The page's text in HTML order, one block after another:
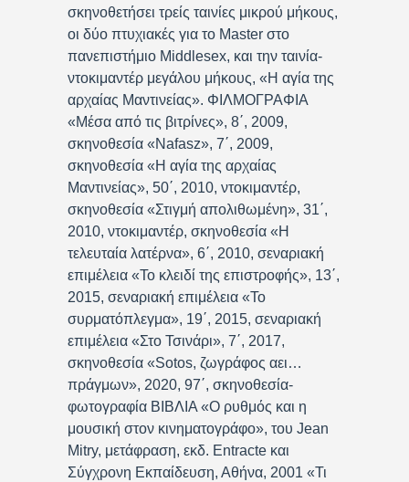
σκηνοθετήσει τρείς ταινίες μικρού μήκους,
οι δύο πτυχιακές για το Master στο
πανεπιστήμιο Middlesex, και την ταινία-
ντοκιμαντέρ μεγάλου μήκους, «Η αγία της
αρχαίας Μαντινείας». ΦΙΛΜΟΓΡΑΦΙΑ
«Μέσα από τις βιτρίνες», 8΄, 2009,
σκηνοθεσία «Nafasz», 7΄, 2009,
σκηνοθεσία «Η αγία της αρχαίας
Μαντινείας», 50΄, 2010, ντοκιμαντέρ,
σκηνοθεσία «Στιγμή απολιθωμένη», 31΄,
2010, ντοκιμαντέρ, σκηνοθεσία «Η
τελευταία λατέρνα», 6΄, 2010, σεναριακή
επιμέλεια «Το κλειδί της επιστροφής», 13΄,
2015, σεναριακή επιμέλεια «Το
συρματόπλεγμα», 19΄, 2015, σεναριακή
επιμέλεια «Στο Τσινάρι», 7΄, 2017,
σκηνοθεσία «Sotos, ζωγράφος αει…
πράγμων», 2020, 97΄, σκηνοθεσία-
φωτογραφία ΒΙΒΛΙΑ «Ο ρυθμός και η
μουσική στον κινηματογράφο», του Jean
Mitry, μετάφραση, εκδ. Entracte και
Σύγχρονη Εκπαίδευση, Αθήνα, 2001 «Τι